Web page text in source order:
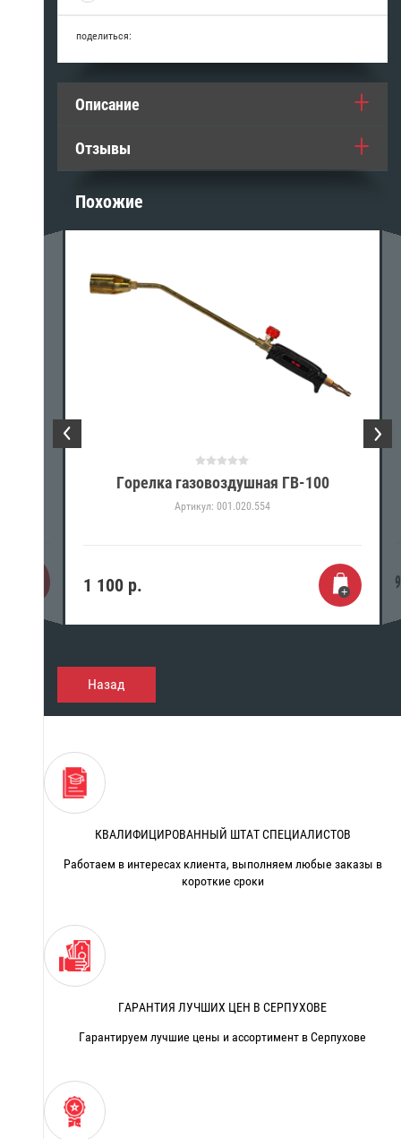
поделиться:
Описание
Отзывы
Похожие
Горелка газовоздушная ГВ-100
Артикул: 001.020.554
1 100 р.
Назад
КВАЛИФИЦИРОВАННЫЙ ШТАТ СПЕЦИАЛИСТОВ
Работаем в интересах клиента, выполняем любые заказы в
короткие сроки
ГАРАНТИЯ ЛУЧШИХ ЦЕН В СЕРПУХОВЕ
Гарантируем лучшие цены и ассортимент в Серпухове